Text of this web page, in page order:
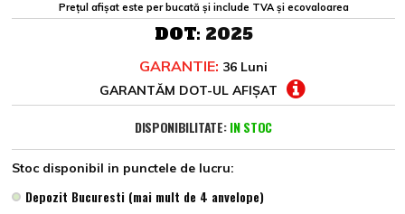
Prețul afișat este per bucată și include TVA și ecovaloarea
DOT: 2025
GARANTIE: 36 Luni
GARANTĂM DOT-UL AFIȘAT
DISPONIBILITATE: IN STOC
Stoc disponibil in punctele de lucru:
Depozit Bucuresti (mai mult de 4 anvelope)